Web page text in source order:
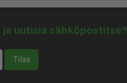
uutisia sähköpostitse?
Tilaa